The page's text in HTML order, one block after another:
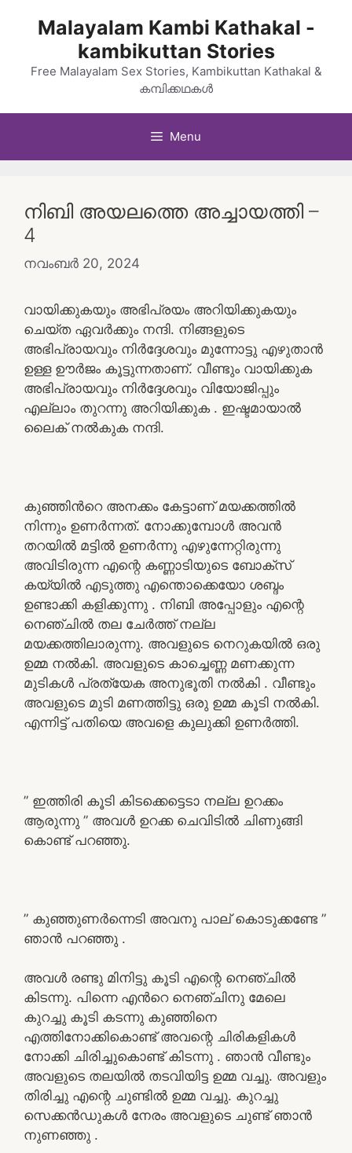
Malayalam Kambi Kathakal -
kambikuttan Stories
Free Malayalam Sex Stories, Kambikuttan Kathakal &
കമ്പിക്കഥകൾ
Menu
നിബി അയലത്തെ അച്ചായത്തി –
4
നവംബർ 20, 2024
വായിക്കുകയും അഭിപ്രയം അറിയിക്കുകയും
ചെയ്ത ഏവർക്കും നന്ദി. നിങ്ങളുടെ
അഭിപ്രായവും നിർദ്ദേശവും മുന്നോട്ടു എഴുതാൻ
ഉള്ള ഊർജം കൂട്ടുന്നതാണ്. വീണ്ടും വായിക്കുക
അഭിപ്രായവും നിർദ്ദേശവും വിയോജിപ്പും
എല്ലാം തുറന്നു അറിയിക്കുക . ഇഷ്ടമായാൽ
ലൈക് നൽകുക നന്ദി.
കുഞ്ഞിൻറെ അനക്കം കേട്ടാണ് മയക്കത്തിൽ
നിന്നും ഉണർന്നത്. നോക്കുമ്പോൾ അവൻ
തറയിൽ മട്ടിൽ ഉണർന്നു എഴുന്നേറ്റിരുന്നു
അവിടിരുന്ന എന്റെ കണ്ണാടിയുടെ ബോക്സ്
കയ്യിൽ എടുത്തു എന്തൊക്കെയോ ശബ്ദം
ഉണ്ടാക്കി കളിക്കുന്നു . നിബി അപ്പോളും എന്റെ
നെഞ്ചിൽ തല ചേർത്ത് നല്ല
മയക്കത്തിലാരുന്നു. അവളുടെ നെറുകയിൽ ഒരു
ഉമ്മ നൽകി. അവളുടെ കാച്ചെണ്ണ മണക്കുന്ന
മുടികൾ പ്രത്യേക അനുഭൂതി നൽകി . വീണ്ടും
അവളുടെ മുടി മണത്തിട്ടു ഒരു ഉമ്മ കൂടി നൽകി.
എന്നിട്ട് പതിയെ അവളെ കുലുക്കി ഉണർത്തി.
” ഇത്തിരി കൂടി കിടക്കെട്ടെടാ നല്ല ഉറക്കം
ആരുന്നു ” അവൾ ഉറക്ക ചെവിടിൽ ചിണുങ്ങി
കൊണ്ട് പറഞ്ഞു.
” കുഞ്ഞുണർന്നെടി അവനു പാല് കൊടുക്കണ്ടേ ”
ഞാൻ പറഞ്ഞു .
അവൾ രണ്ടു മിനിട്ടു കൂടി എന്റെ നെഞ്ചിൽ
കിടന്നു. പിന്നെ എൻറെ നെഞ്ചിനു മേലെ
കുറച്ചു കൂടി കടന്നു കുഞ്ഞിനെ
എത്തിനോക്കികൊണ്ട് അവന്റെ ചിരികളികൾ
നോക്കി ചിരിച്ചുകൊണ്ട് കിടന്നു . ഞാൻ വീണ്ടും
അവളുടെ തലയിൽ തടവിയിട്ട ഉമ്മ വച്ചു. അവളും
തിരിച്ചു എന്റെ ചുണ്ടിൽ ഉമ്മ വച്ചു. കുറച്ചു
സെക്കൻഡുകൾ നേരം അവളുടെ ചുണ്ട് ഞാൻ
നുണഞ്ഞു .